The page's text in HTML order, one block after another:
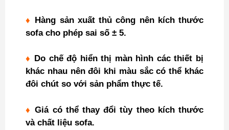
♦ Hàng sản xuất thủ công nên kích thước
sofa cho phép sai số ± 5.
♦
Do chế độ hiển thị màn hình các thiết bị
khác nhau nên đôi khi màu sắc có thể khác
đôi chút so với sản phẩm thực tế.
♦ Giá có thể thay đổi tùy theo kích thước
và chất liệu sofa.